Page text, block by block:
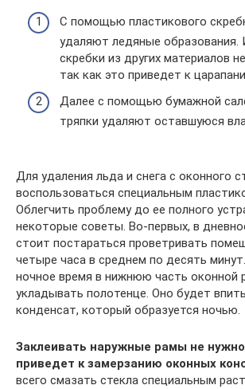
С помощью пластикового
удаляют ледяные образования.
скребки из других материалов
так как это приведет к
Далее с помощью бумажной
тряпки удаляют оставшуюся
Для удаления льда и снега с оконного
воспользоваться специальным
Облегчить проблему до ее полного
некоторые советы. Во-первых, в
стоит постараться проветривать
четыре часа в среднем по десять
ночное время в нижнюю часть оконной
укладывать полотенце. Оно будет
конденсат, который образуется ночью.
Заклеивать наружные рамы не
приведет к замерзанию оконных
всего смазать стекла специальным